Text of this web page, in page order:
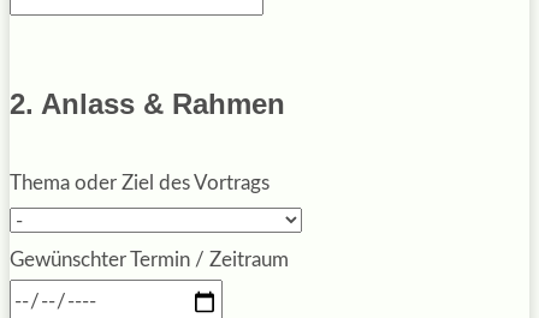
2. Anlass & Rahmen
Thema oder Ziel des Vortrags
Gewünschter Termin / Zeitraum